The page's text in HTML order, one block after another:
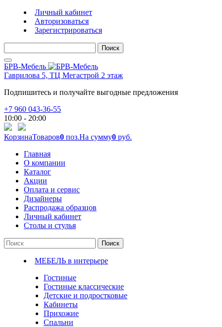
Личный кабинет
Авторизоваться
Зарегистрироваться
Поиск
БРВ-Мебель
Гаврилова 5, ТЦ Мегастрой 2 этаж
Подпишитесь и получайте выгодные предложения
+7 960 043-36-55
10:00 - 20:00
КорзинаТоваров0 поз.На сумму0 руб.
Главная
О компании
Каталог
Акции
Оплата и сервис
Дизайнеры
Распродажа образцов
Личный кабинет
Столы и стулья
Поиск
МЕБЕЛЬ в интерьере
Гостиные
Гостиные классические
Детские и подростковые
Кабинеты
Прихожие
Спальни